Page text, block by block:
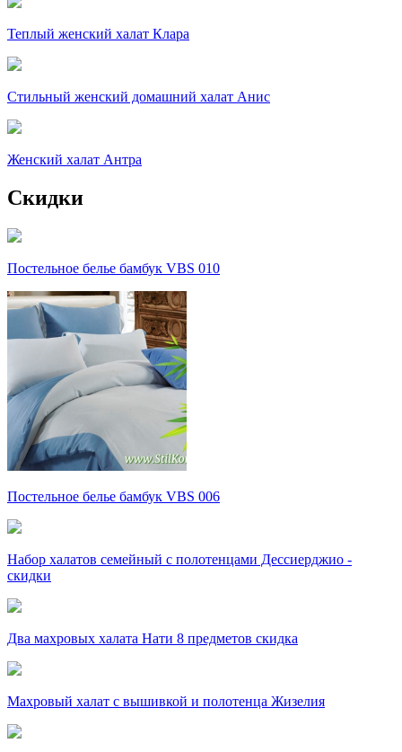
Теплый женский халат Клара
Стильный женский домашний халат Анис
Женский халат Антра
Скидки
Постельное белье бамбук VBS 010
Постельное белье бамбук VBS 006
Набор халатов семейный с полотенцами Дессиерджио -
скидки
Два махровых халата Нати 8 предметов скидка
Махровый халат с вышивкой и полотенца Жизелия